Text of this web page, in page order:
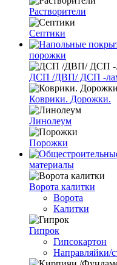
Растворители
Септики
порожки
ДСП /ДВП/ ДСП -
Коврики. Дорожки.
Линолеум
Порожки
материалы
Ворота калитки
Ворота
Калитки
Гипрок
Гипсокартон
Направляйки/